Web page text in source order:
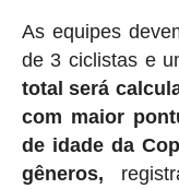
As equipes
de 3 ciclistas e
total será
com maior
de idade da
gêneros,